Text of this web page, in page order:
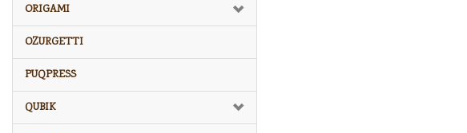
ORIGAMI
OZURGETTI
PUQPRESS
QUBIK